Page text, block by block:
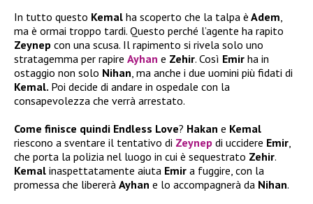
In tutto questo Kemal ha scoperto che la talpa è Adem
ma è ormai troppo tardi. Questo perché l’agente ha rapito
Zeynep con una scusa. Il rapimento si rivela solo uno
stratagemma per rapire Ayhan e Zehir. Così Emir ha in
ostaggio non solo Nihan , ma anche i due uomini più fidati di
Kemal. Poi decide di andare in ospedale con la
consapevolezza che verrà arrestato.
Come finisce quindi Endless Love? Hakan e Kemal
riescono a sventare il tentativo di Zeynep di uccidere Emir
che porta la polizia nel luogo in cui è sequestrato Zehir.
Kemal inaspettatamente aiuta Emir a fuggire, con la
promessa che libererà Ayhan e lo accompagnerà da Nihan.